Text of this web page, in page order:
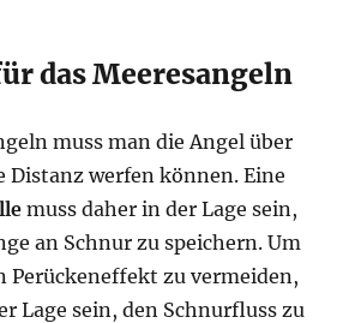
das Meeresangeln
muss man die Angel über
Distanz werfen können. Eine
muss daher in der Lage sein,
an Schnur zu speichern. Um
Perückeneffekt zu vermeiden,
Lage sein, den Schnurfluss zu